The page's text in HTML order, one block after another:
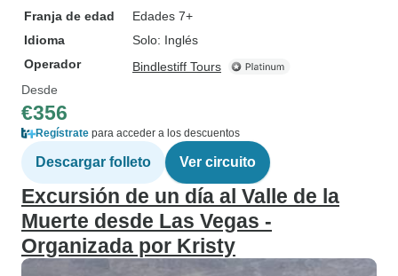
Franja de edad
Edades 7+
Idioma
Solo: Inglés
Operador
Bindlestiff Tours
Desde
€356
Regístrate para acceder a los descuentos
Descargar folleto Ver circuito
Excursión de un día al Valle de la
Muerte desde Las Vegas -
Organizada por Kristy